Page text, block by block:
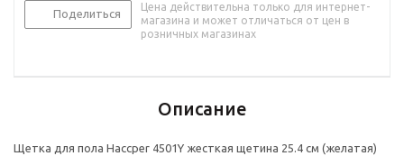
Поделиться
Цена действительна только для интернет-
магазина и может отличаться от цен в
розничных магазинах
Описание
Щетка для пола Haccper 4501Y жесткая щетина 25.4 см (желатая)